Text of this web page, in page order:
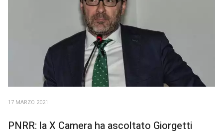
17 MARZO 2021
PNRR: la X Camera ha ascoltato Giorgetti